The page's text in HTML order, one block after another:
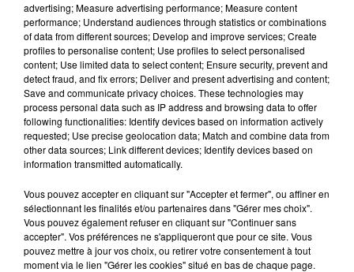
7 août 2026
Madonna sort enfin le remix de « Love
Sensation » avec Kylie Minogue
7 août 2026
Tayc et Didi B dévoilent le single le plus
advertising; Measure advertising performance; Measure content
performance; Understand audiences through statistics or combinations
of data from different sources; Develop and improve services; Create
profiles to personalise content; Use profiles to select personalised
content; Use limited data to select content; Ensure security, prevent and
detect fraud, and fix errors; Deliver and present advertising and content;
Save and communicate privacy choices. These technologies may
process personal data such as IP address and browsing data to offer
following functionalities: Identify devices based on information actively
requested; Use precise geolocation data; Match and combine data from
other data sources; Link different devices; Identify devices based on
information transmitted automatically.
Vous pouvez accepter en cliquant sur "Accepter et fermer", ou affiner en
sélectionnant les finalités et/ou partenaires dans "Gérer mes choix".
Vous pouvez également refuser en cliquant sur "Continuer sans
accepter". Vos préférences ne s'appliqueront que pour ce site. Vous
pouvez mettre à jour vos choix, ou retirer votre consentement à tout
moment via le lien "Gérer les cookies" situé en bas de chaque page.